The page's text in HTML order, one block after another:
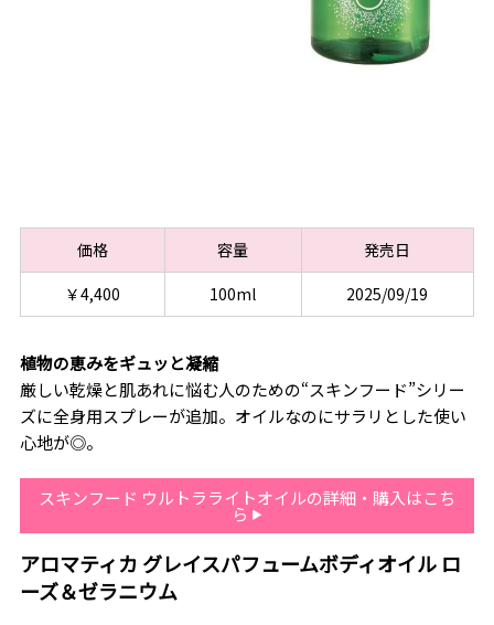
価格 容量
発売日
￥4,400
100ml 2025/09/19
植物の恵みをギュッと凝縮
厳しい乾燥と肌あれに悩む人のための“スキンフード”シリー
ズに全身用スプレーが追加。オイルなのにサラリとした使い
心地が◎。
スキンフード ウルトラライトオイルの詳細・購入はこち
ら
アロマティカ グレイスパフュームボディオイル ロ
ーズ＆ゼラニウム